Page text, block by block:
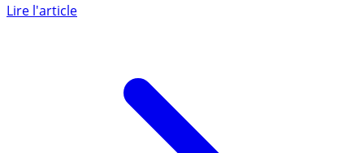
sensiblement au-delà des 1.7%. Un taux de 2% serait (...)